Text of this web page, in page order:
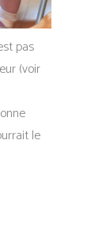
pas
(voir
le